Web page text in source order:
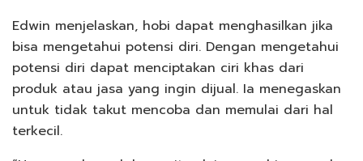
Edwin menjelaskan, hobi dapat menghasilkan jika
bisa mengetahui potensi diri. Dengan mengetahui
potensi diri dapat menciptakan ciri khas dari
produk atau jasa yang ingin dijual. Ia menegaskan
untuk tidak takut mencoba dan memulai dari hal
terkecil.